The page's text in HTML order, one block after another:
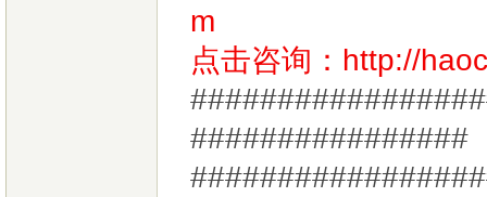
m
点击咨询： http://
################